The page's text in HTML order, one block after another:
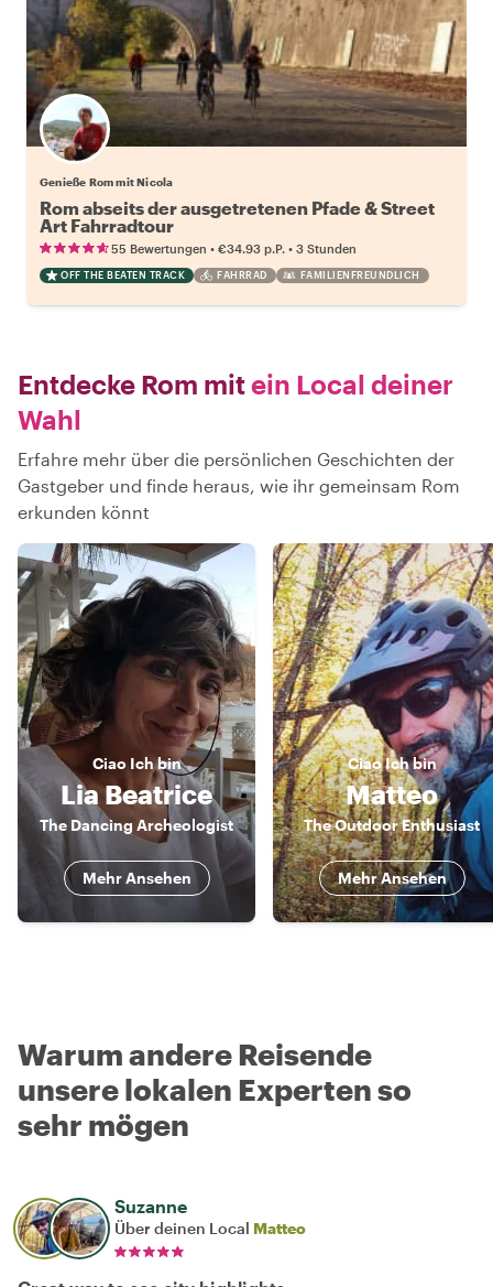
Genieße Rom mit Nicola
Rom abseits der ausgetretenen Pfade & Street
Art Fahrradtour
55 Bewertungen • €34.93 p.P. • 3 Stunden
OFF THE BEATEN TRACK FAHRRAD FAMILIENFREUNDLICH
Entdecke Rom mitein Local deiner
Wahl
Erfahre mehr über die persönlichen Geschichten der
Gastgeber und finde heraus, wie ihr gemeinsam Rom
erkunden könnt
Ciao Ich bin
Lia Beatrice
The Dancing Archeologist
Mehr Ansehen
CiaoIch bin
Matteo
The Outdoor Enthusiast
Mehr Ansehen
Warum andere Reisende
unsere lokalen Experten so
sehr mögen
Suzanne
Über deinen Local Matteo